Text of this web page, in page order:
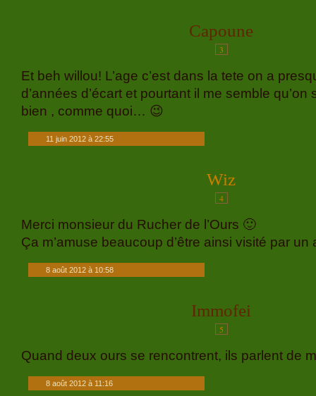
Capoune
3
Et beh willou! L’age c’est dans la tete on a
d’années d’écart et pourtant il me semble qu’on
bien , comme quoi… 😉
11 juin 2012 à 22:55
Wiz
4
Merci monsieur du Rucher de l’Ours 🙂
Ça m’amuse beaucoup d’être ainsi visité par un
8 août 2012 à 10:58
Immofei
5
Quand deux ours se rencontrent, ils parlent de
8 août 2012 à 11:16